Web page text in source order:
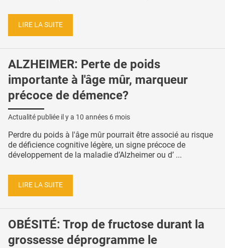
LIRE LA SUITE
ALZHEIMER: Perte de poids
importante à l'âge mûr, marqueur
précoce de démence?
Actualité publiée il y a 10 années 6 mois
Perdre du poids à l'âge mûr pourrait être associé au risque
de déficience cognitive légère, un signe précoce de
développement de la maladie d’Alzheimer ou d’ ...
LIRE LA SUITE
OBÉSITÉ: Trop de fructose durant la
grossesse déprogramme le